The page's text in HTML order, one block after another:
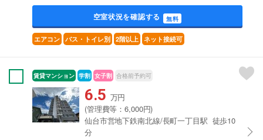
空室状況を確認する 無料
エアコン バス・トイレ別 2階以上 ネット接続可
賃貸マンション 学割 女子割 合格前予約可
6.5 万円
(管理費等：6,000円)
仙台市営地下鉄南北線/長町一丁目駅 徒歩10
分